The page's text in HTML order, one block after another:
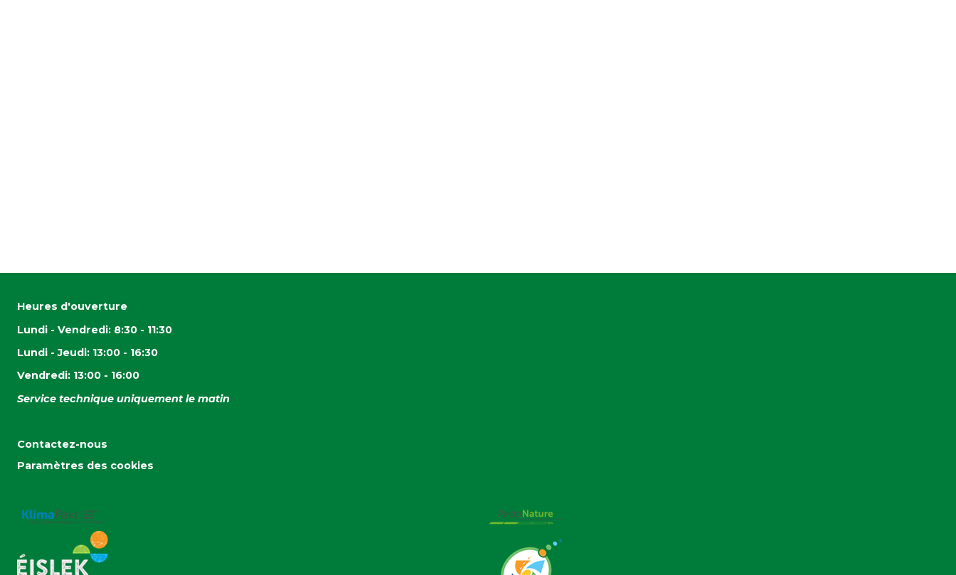
Heures d'ouverture
Lundi - Vendredi: 8:30 - 11:30
Lundi - Jeudi: 13:00 - 16:30
Vendredi: 13:00 - 16:00
Service technique uniquement le matin
Contactez-nous
Paramètres des cookies